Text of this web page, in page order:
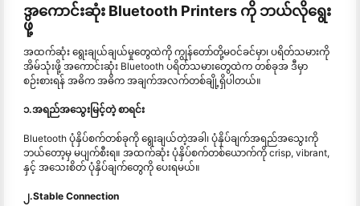
အကောင်းဆုံး Bluetooth Printers ကို ဘယ်လိုရွေး
ဖို့
အထက်ဆုံး ရွေးချယ်ချယ်မှုတွေထဲကို ကျွန်တော်တို့မဝင်ခင်မှာ၊ ပရိတ်သမားကို
အိမ်သုံးဖို့ အကောင်းဆုံး Bluetooth ပရိတ်သမားတွေထဲက တစ်ခုအ ဒီမှာ
စဉ်းစားရန် အဓိက အဓိက အချက်အလက်တစ်ချို့ရှိပါတယ်။
၁.အရည်အသွေးမြင့်တဲ့ စာရင်း
Bluetooth ပုံနှိပ်စက်တစ်ခုကို ရွေးချယ်တဲ့အခါ၊ ပုံနှိပ်ချက်အရည်အသွေးကို
ဘယ်တော့မှ မပျက်စီးရ။ အထက်ဆုံး ပုံနှိပ်စက်တစ်ယောက်ကို crisp, vibrant,
နှင့် အသေးစိတ် ပုံနှိပ်ချက်တွေကို ပေးရမယ်။
၂.Stable Connection